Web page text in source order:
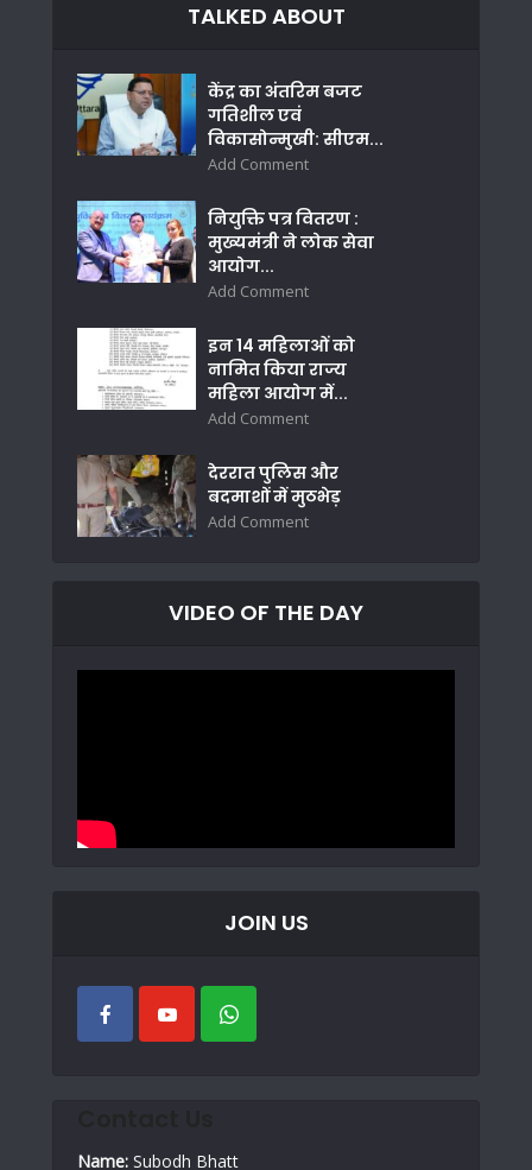
TALKED ABOUT
केंद्र का अंतरिम बजट
गतिशील एवं
विकासोन्मुखी: सीएम...
Add Comment
नियुक्ति पत्र वितरण :
मुख्यमंत्री ने लोक सेवा
आयोग...
Add Comment
इन 14 महिलाओं को
नामित किया राज्य
महिला आयोग में...
Add Comment
देररात पुलिस और
बदमाशों में मुठभेड़
Add Comment
VIDEO OF THE DAY
JOIN US
Name: Subodh Bhatt